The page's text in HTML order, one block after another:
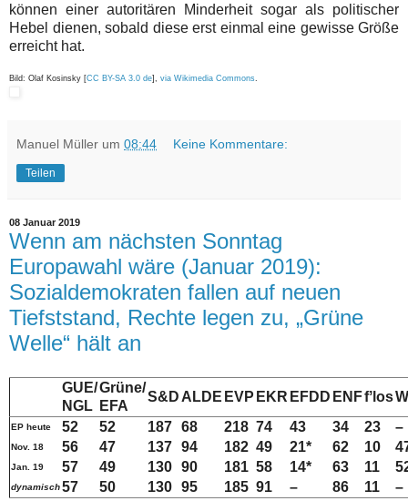
können einer autoritären Minderheit sogar als politischer
Hebel dienen, sobald diese erst einmal eine gewisse Größe
erreicht hat.
Bild: Olaf Kosinsky [CC BY-SA 3.0 de], via Wikimedia Commons
Manuel Müller um 08:44 Keine Kommentare:
Teilen
08 Januar 2019
Wenn am nächsten Sonntag
Europawahl wäre (Januar 2019):
Sozialdemokraten fallen auf neuen
Tiefststand, Rechte legen zu, „Grüne
Welle“ hält an
GUE/
NGL
Grüne/
EFA
S&D ALDE EVP EKR EFDD ENFfʼlos
EP heute 52 52 187 68 218 74 43 34 23 –
Nov. 18 56 47 137 94 182 49 21* 62 10
Jan. 19 57 49 130 90 181 58 14* 63 11
dynamisch57 50 130 95 185 91 – 86 11 –